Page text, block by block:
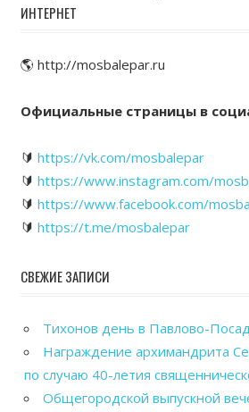
ИНТЕРНЕТ
🌎 http://mosbalepar.ru
Официальные страницы в
🔰 https://vk.com/mosbalepar
🔰 https://www.instagram.com/
🔰 https://www.facebook.com/
🔰 https://t.me/mosbalepar
СВЕЖИЕ ЗАПИСИ
Тихонов день в Павлово-
Награждение архимандрита
по случаю 40-летия
Общегородской выпускной